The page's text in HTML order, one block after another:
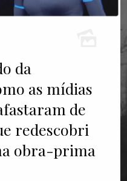
da
as mídias
de
redescobri
obra-prima